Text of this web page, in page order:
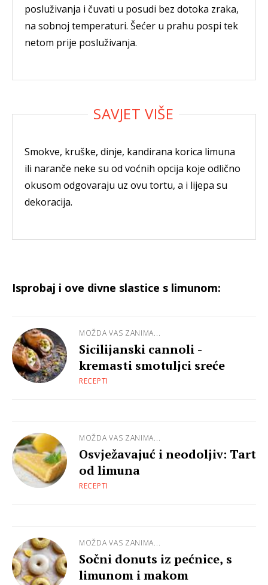
posluživanja i čuvati u posudi bez dotoka zraka,
na sobnoj temperaturi. Šećer u prahu pospi tek
netom prije posluživanja.
Smokve, kruške, dinje, kandirana korica limuna
ili naranče neke su od voćnih opcija koje odlično
okusom odgovaraju uz ovu tortu, a i lijepa su
dekoracija.
Isprobaj i ove divne slastice s limunom:
MOŽDA VAS ZANIMA...
Sicilijanski cannoli -
kremasti smotuljci sreće
RECEPTI
MOŽDA VAS ZANIMA...
Osvježavajuć i neodoljiv: Tart
od limuna
RECEPTI
MOŽDA VAS ZANIMA...
Sočni donuts iz pećnice, s
limunom i makom